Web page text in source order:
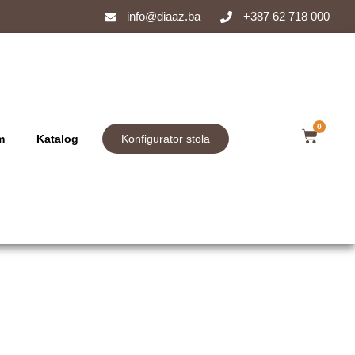
info@diaaz.ba +387 62 718 000
Katalog Konfigurator stola
0